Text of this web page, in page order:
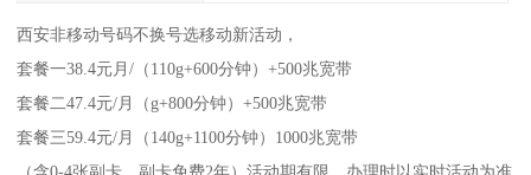
西安非移动号码不换号选移动新活动，
套餐一38.4元月/（110g+600分钟）+500兆宽带
套餐二47.4元/月（g+800分钟）+500兆宽带
套餐三59.4元/月（140g+1100分钟）1000兆宽带
（含0-4张副卡，副卡免费2年）活动期有限，办理时以实时活动为准